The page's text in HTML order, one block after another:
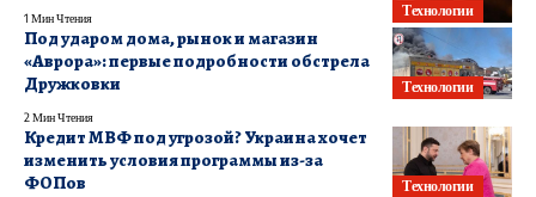
Технологии
1 Мин Чтения
Технологии
Под ударом дома, рынок и магазин
«Аврора»: первые подробности обстрела
Дружковки
2 Мин Чтения
Технологии
Кредит МВФ под угрозой? Украина хочет
изменить условия программы из-за
ФОПов